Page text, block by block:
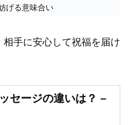
げる意味合い
手に安心して祝福を届け
セージの違いは？ –